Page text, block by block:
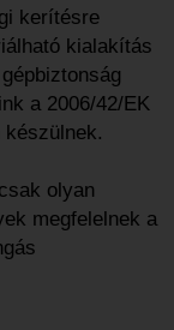
kerítésre
kialakítás
a 2006/42/EK
olyan
megfelelnek a